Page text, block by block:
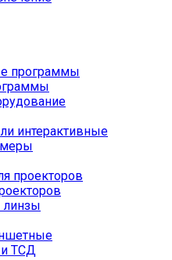
программы
интерактивные
проекторов
ТСД